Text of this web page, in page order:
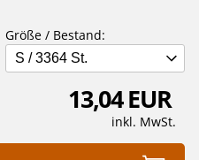
Größe / Bestand:
S / 3364 St.
13,04 EUR
inkl. MwSt.